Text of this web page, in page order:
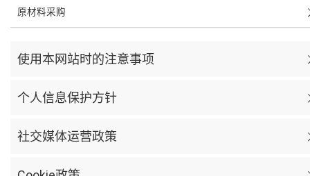
原材料采购
使用本网站时的注意事项
个人信息保护方针
社交媒体运营政策